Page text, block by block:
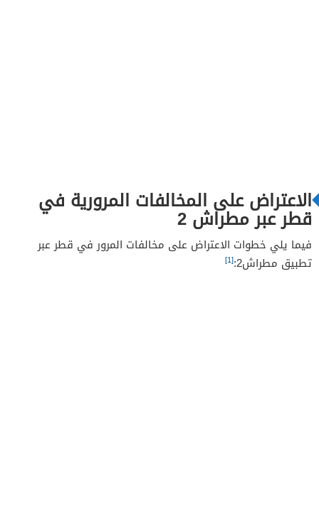
الاعتراض على المخالفات المرورية في
قطر عبر مطراش 2
فيما يلي خطوات الاعتراض على مخالفات المرور في قطر عبر
تطبيق مطراش2:
[1]